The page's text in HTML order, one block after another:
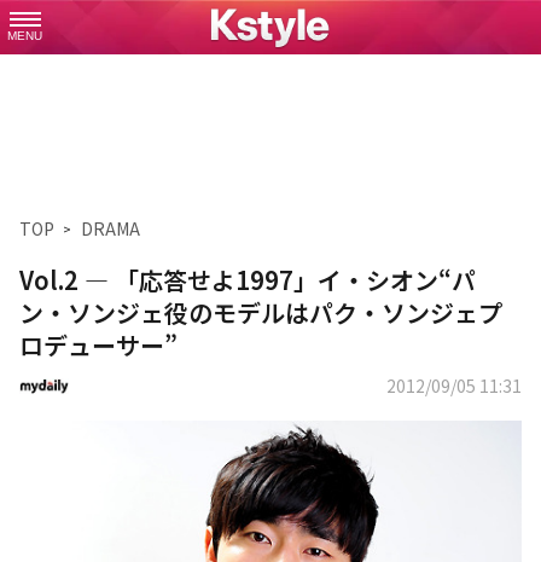
MENU
TOP DRAMA
Vol.2 ― 「応答せよ1997」イ・シオン“パ
ン・ソンジェ役のモデルはパク・ソンジェプ
ロデューサー”
2012/09/05 11:31